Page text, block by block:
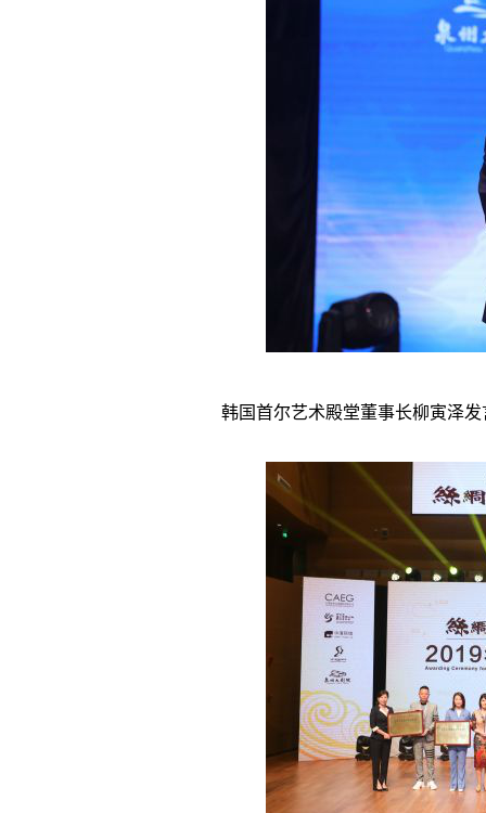
韩国首尔艺术殿堂董事长柳寅泽发